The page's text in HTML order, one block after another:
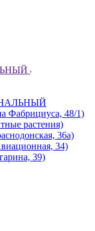
Фабрициуса, 48/1)
растения)
36а)
34)
39)